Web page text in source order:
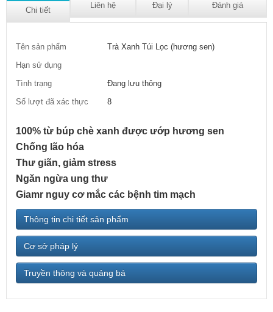
Chi tiết
Liên hệ Đại lý Đánh giá
Tên sản phẩm
Trà Xanh Túi Lọc (hương sen)
Hạn sử dụng
Tình trạng
Đang lưu thông
Số lượt đã xác thực
8
100% từ búp chè xanh được ướp hương sen
Chống lão hóa
Thư giãn, giảm stress
Ngăn ngừa ung thư
Giamr nguy cơ mắc các bệnh tim mạch
Thông tin chi tiết sản phẩm
Cơ sở pháp lý
Truyền thông và quảng bá